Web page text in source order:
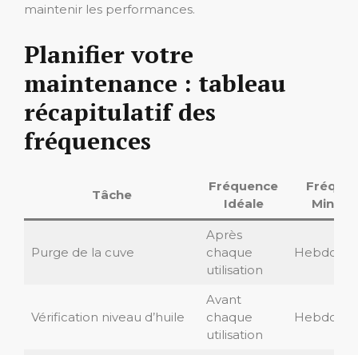
maintenir les performances.
Planifier votre
maintenance : tableau
récapitulatif des
fréquences
Tâche
Fréquence
Idéale
Purge de la cuve
Après
chaque
utilisation
Vérification niveau d’huile
Avant
chaque
utilisation